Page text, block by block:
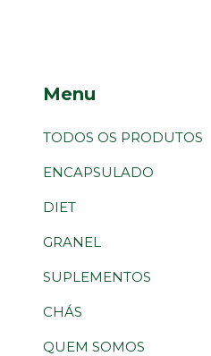
Menu
TODOS OS PRODUTOS
ENCAPSULADO
DIET
GRANEL
SUPLEMENTOS
CHÁS
QUEM SOMOS